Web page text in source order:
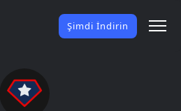
Şimdi İndirin